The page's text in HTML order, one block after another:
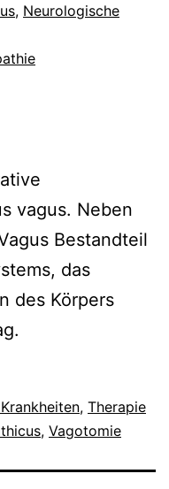
, Neurologische
vagus. Neben
Bestandteil
das
des Körpers
, Therapie
, Vagotomie